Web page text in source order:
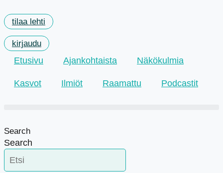
tilaa lehti
kirjaudu
Etusivu Ajankohtaista Näkökulmia
Kasvot Ilmiöt Raamattu Podcastit
Search
Search